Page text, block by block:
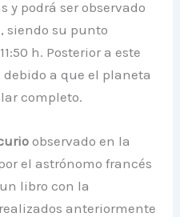
y podrá ser observado
siendo su punto
h. Posterior a este
a que el planeta
completo.
observado en la
el astrónomo francés
libro con la
anteriormente